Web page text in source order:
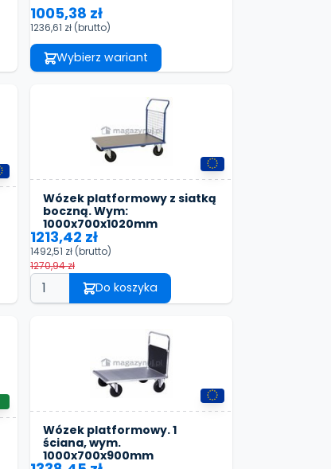
1005,38 zł
1236,61 zł (brutto)
Wybierz wariant
Wózek platformowy z siatką
boczną. Wym:
1000x700x1020mm
1213,42 zł
1492,51 zł (brutto)
1270,94 zł
Do koszyka
Wózek platformowy. 1
ściana, wym.
1000x700x900mm